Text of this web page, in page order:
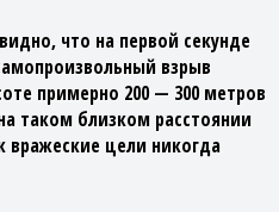
что на первой секунде
взрыв
примерно 200 — 300 метров
таком близком расстоянии
вражеские цели никогда